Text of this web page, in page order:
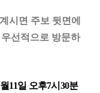
계시면 주보 뒷면에
우선적으로 방문하
월11일 오후7시 30분